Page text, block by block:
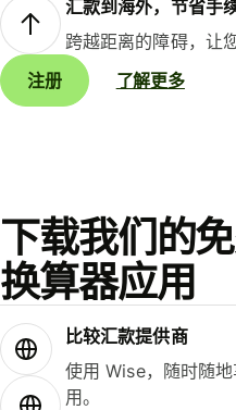
汇款到海外，节省手
跨越距离的障碍，让
注册
了解更多
下载我们的
换算器应用
比较汇款提供商
使用 Wise，随时随地
用。